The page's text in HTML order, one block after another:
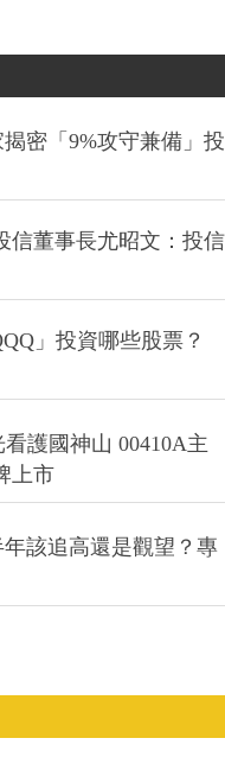
密「9%攻守兼備」投
信董事長尤昭文：投信
」投資哪些股票？
護國神山 00410A主
上市
該追高還是觀望？專